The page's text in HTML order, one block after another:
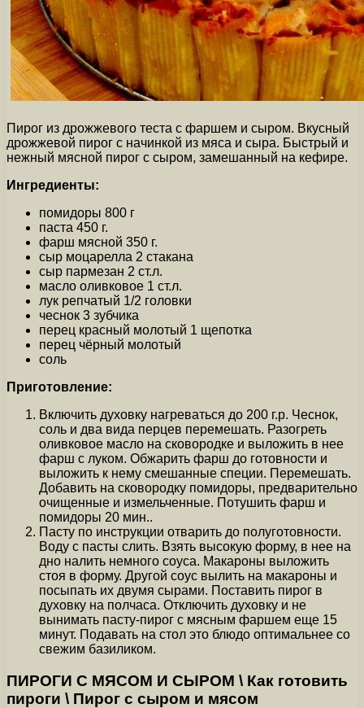
Пирог из дрожжевого теста с фаршем и сыром. Вкусный
дрожжевой пирог с начинкой из мяса и сыра. Быстрый и
нежный мясной пирог с сыром, замешанный на кефире.
Ингредиенты:
помидоры 800 г
паста 450 г.
фарш мясной 350 г.
сыр моцарелла 2 стакана
сыр пармезан 2 ст.л.
масло оливковое 1 ст.л.
лук репчатый 1/2 головки
чеснок 3 зубчика
перец красный молотый 1 щепотка
перец чёрный молотый
соль
Приготовление:
Включить духовку нагреваться до 200 г.р. Чеснок,
соль и два вида перцев перемешать. Разогреть
оливковое масло на сковородке и выложить в нее
фарш с луком. Обжарить фарш до готовности и
выложить к нему смешанные специи. Перемешать.
Добавить на сковородку помидоры, предварительно
очищенные и измельченные. Потушить фарш и
помидоры 20 мин..
Пасту по инструкции отварить до полуготовности.
Воду с пасты слить. Взять высокую форму, в нее на
дно налить немного соуса. Макароны выложить
стоя в форму. Другой соус вылить на макароны и
посыпать их двумя сырами. Поставить пирог в
духовку на полчаса. Отключить духовку и не
вынимать пасту-пирог с мясным фаршем еще 15
минут. Подавать на стол это блюдо оптимальнее со
свежим базиликом.
ПИРОГИ С МЯСОМ И СЫРОМ \ Как готовить
пироги \ Пирог с сыром и мясом